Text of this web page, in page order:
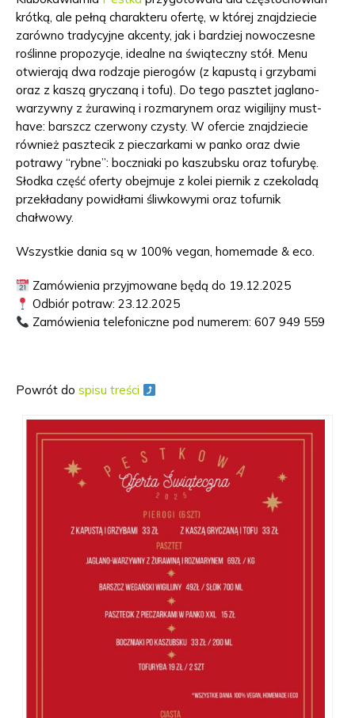
krótką, ale pełną charakteru ofertę, w której znajdziecie
zarówno tradycyjne akcenty, jak i bardziej nowoczesne
roślinne propozycje, idealne na świąteczny stół. Menu
otwierają dwa rodzaje pierogów (z kapustą i grzybami
oraz z kaszą gryczaną i tofu). Do tego pasztet jaglano-
warzywny z żurawiną i rozmarynem oraz wigilijny must-
have: barszcz czerwony czysty. W ofercie znajdziecie
również pasztecik z pieczarkami w panko oraz dwie
potrawy “rybne”: boczniaki po kaszubsku oraz tofurybę.
Słodka część oferty obejmuje z kolei piernik z czekoladą
przekładany powidłami śliwkowymi oraz tofur­nik
chałwowy.
Wszystkie dania są w 100% vegan, homemade & eco.
Zamówienia przyjmowane będą do 19.12.2025
Odbiór potraw: 23.12.2025
Zamówienia telefoniczne pod numerem: 607 949 559
Powrót do spisu treści